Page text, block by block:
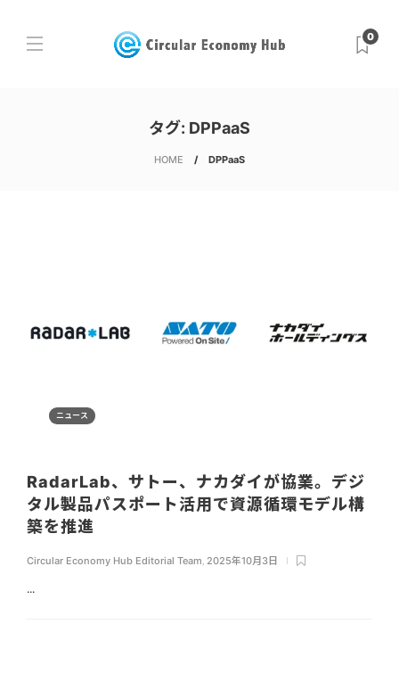
0
タグ: DPPaaS
HOME DPPaaS
ニュース
RadarLab、サトー、ナカダイが協業。デジ
タル製品パスポート活用で資源循環モデル構
築を推進
Circular Economy Hub Editorial Team 2025年10月3日
...